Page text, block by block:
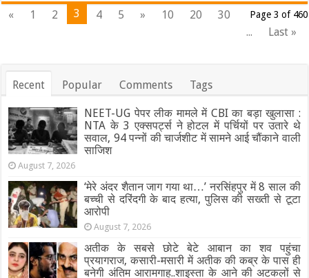
Page 3 of 460
« 1 2 3 4 5 » 10 20
30
...
Last »
Recent Popular Comments Tags
NEET-UG पेपर लीक मामले में CBI का बड़ा खुलासा :
NTA के 3 एक्सपर्ट्स ने होटल में पर्चियों पर उतारे थे
सवाल, 94 पन्नों की चार्जशीट में सामने आई चौंकाने वाली
साजिश
August 7, 2026
‘मेरे अंदर शैतान जाग गया था…’ नरसिंहपुर में 8 साल की
बच्ची से दरिंदगी के बाद हत्या, पुलिस की सख्ती से टूटा
आरोपी
August 7, 2026
अतीक के सबसे छोटे बेटे आबान का शव पहुंचा
प्रयागराज, कसारी-मसारी में अतीक की कब्र के पास ही
बनेगी अंतिम आरामगाह..शाइस्ता के आने की अटकलों से